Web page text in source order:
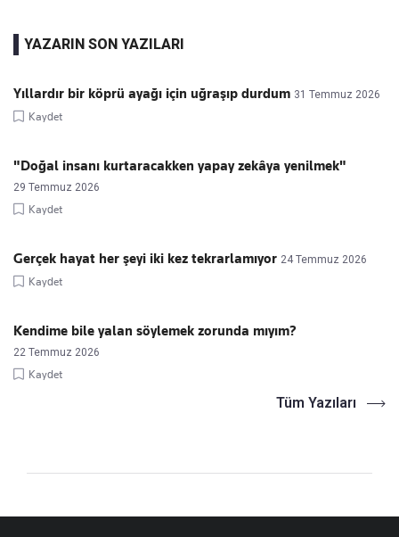
YAZARIN SON YAZILARI
Yıllardır bir köprü ayağı için uğraşıp durdum 31 Temmuz 2026
Kaydet
"Doğal insanı kurtaracakken yapay zekâya yenilmek"
29 Temmuz 2026
Kaydet
Gerçek hayat her şeyi iki kez tekrarlamıyor 24 Temmuz 2026
Kaydet
Kendime bile yalan söylemek zorunda mıyım?
22 Temmuz 2026
Kaydet
Tüm Yazıları